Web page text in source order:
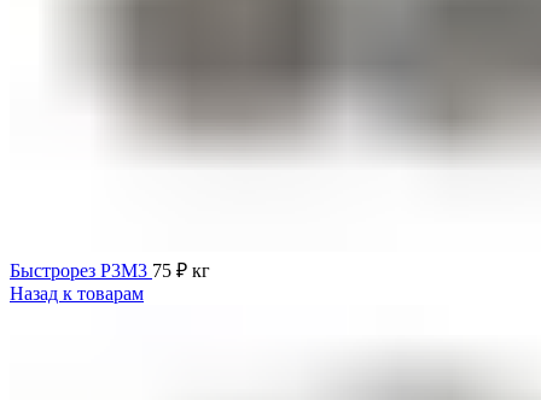
Быстрорез Р3М3 75 ₽ кг
Назад к товарам